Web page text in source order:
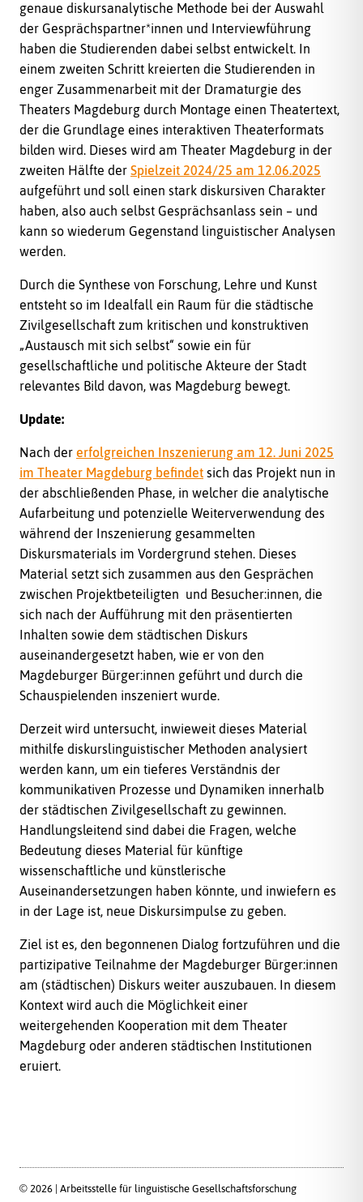
genaue diskursanalytische Methode bei der Auswahl
der Gesprächspartner*innen und Interviewführung
haben die Studierenden dabei selbst entwickelt. In
einem zweiten Schritt kreierten die Studierenden in
enger Zusammenarbeit mit der Dramaturgie des
Theaters Magdeburg durch Montage einen Theatertext,
der die Grundlage eines interaktiven Theaterformats
bilden wird. Dieses wird am Theater Magdeburg in der
zweiten Hälfte der Spielzeit 2024/25 am 12.06.2025
aufgeführt und soll einen stark diskursiven Charakter
haben, also auch selbst Gesprächsanlass sein – und
kann so wiederum Gegenstand linguistischer Analysen
werden.
Durch die Synthese von Forschung, Lehre und Kunst
entsteht so im Idealfall ein Raum für die städtische
Zivilgesellschaft zum kritischen und konstruktiven
„Austausch mit sich selbst“ sowie ein für
gesellschaftliche und politische Akteure der Stadt
relevantes Bild davon, was Magdeburg bewegt.
Update:
Nach der erfolgreichen Inszenierung am 12. Juni 2025
im Theater Magdeburg befindet sich das Projekt nun in
der abschließenden Phase, in welcher die analytische
Aufarbeitung und potenzielle Weiterverwendung des
während der Inszenierung gesammelten
Diskursmaterials im Vordergrund stehen. Dieses
Material setzt sich zusammen aus den Gesprächen
zwischen Projektbeteiligten und Besucher:innen, die
sich nach der Aufführung mit den präsentierten
Inhalten sowie dem städtischen Diskurs
auseinandergesetzt haben, wie er von den
Magdeburger Bürger:innen geführt und durch die
Schauspielenden inszeniert wurde.
Derzeit wird untersucht, inwieweit dieses Material
mithilfe diskurslinguistischer Methoden analysiert
werden kann, um ein tieferes Verständnis der
kommunikativen Prozesse und Dynamiken innerhalb
der städtischen Zivilgesellschaft zu gewinnen.
Handlungsleitend sind dabei die Fragen, welche
Bedeutung dieses Material für künftige
wissenschaftliche und künstlerische
Auseinandersetzungen haben könnte, und inwiefern es
in der Lage ist, neue Diskursimpulse zu geben.
Ziel ist es, den begonnenen Dialog fortzuführen und die
partizipative Teilnahme der Magdeburger Bürger:innen
am (städtischen) Diskurs weiter auszubauen. In diesem
Kontext wird auch die Möglichkeit einer
weitergehenden Kooperation mit dem Theater
Magdeburg oder anderen städtischen Institutionen
eruiert.
© 2026 | Arbeitsstelle für linguistische Gesellschaftsforschung